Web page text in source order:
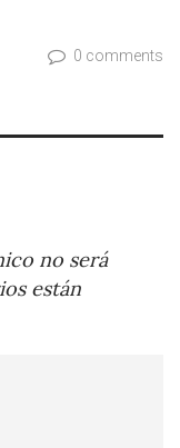
0 comments
no será
están